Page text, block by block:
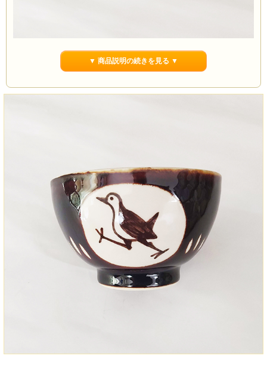
▼ 商品説明の続きを見る ▼